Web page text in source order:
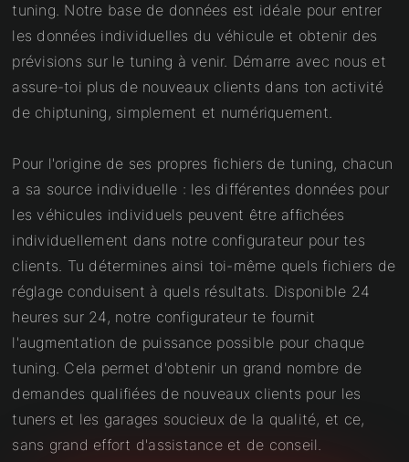
tuning. Notre base de données est idéale pour entrer
les données individuelles du véhicule et obtenir des
prévisions sur le tuning à venir. Démarre avec nous et
assure-toi plus de nouveaux clients dans ton activité
de chiptuning, simplement et numériquement.
Pour l'origine de ses propres fichiers de tuning, chacun
a sa source individuelle : les différentes données pour
les véhicules individuels peuvent être affichées
individuellement dans notre configurateur pour tes
clients. Tu détermines ainsi toi-même quels fichiers de
réglage conduisent à quels résultats. Disponible 24
heures sur 24, notre configurateur te fournit
l'augmentation de puissance possible pour chaque
tuning. Cela permet d'obtenir un grand nombre de
demandes qualifiées de nouveaux clients pour les
tuners et les garages soucieux de la qualité, et ce,
sans grand effort d'assistance et de conseil.